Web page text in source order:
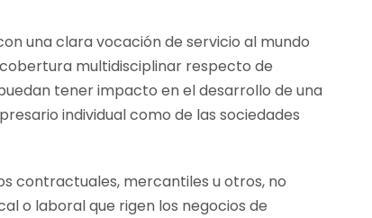
una clara vocación de servicio al mundo
multidisciplinar respecto de
tener impacto en el desarrollo de una
individual como de las sociedades
contractuales, mercantiles u otros, no
o laboral que rigen los negocios de